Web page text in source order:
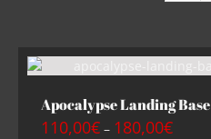
Apocalypse Landing Base
110,00€ – 180,00€